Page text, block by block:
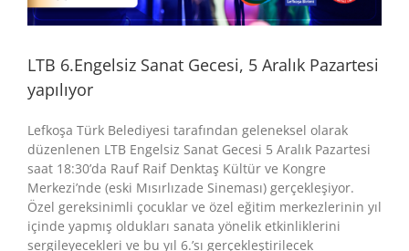
LTB 6.Engelsiz Sanat Gecesi, 5 Aralık Pazartesi
yapılıyor
Lefkoşa Türk Belediyesi tarafından geleneksel olarak
düzenlenen LTB Engelsiz Sanat Gecesi 5 Aralık Pazartesi
saat 18:30’da Rauf Raif Denktaş Kültür ve Kongre
Merkezi’nde (eski Mısırlızade Sineması) gerçekleşiyor.
Özel gereksinimli çocuklar ve özel eğitim merkezlerinin yıl
içinde yapmış oldukları sanata yönelik etkinliklerini
sergileyecekleri ve bu yıl 6.’sı gerçekleştirilecek